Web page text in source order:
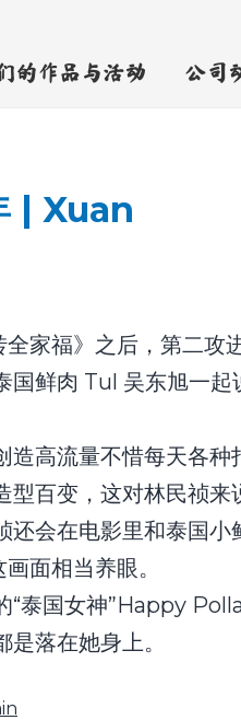
的作品与活动 公司
| Xuan
家福》之后，第二攻
国鲜肉 Tul 吴东旭一起
造高流量不惜每天各种
型百变，这对林民祯来
还会在电影里和泰国小
面相当养眼。
泰国女神”Happy
落在她身上。